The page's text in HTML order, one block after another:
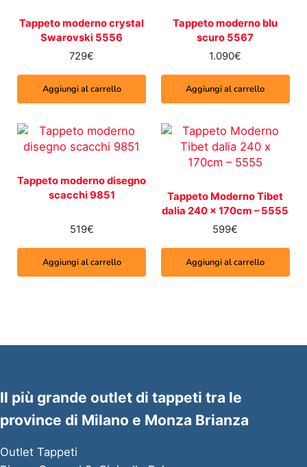
Tappeto moderno crystal
Swarovski 5556
729€
Aggiungi al carrello
Tappeto moderno blu
scuro 5567
1.090€
Aggiungi al carrello
Tappeto moderno disegno
scacchi 9851
519€
Aggiungi al carrello
Tappeto Moderno Tibet
dalia 240 x 170cm – 5555
599€
Aggiungi al carrello
Il più grande outlet di tappeti tra le
province di Milano e Monza Brianza
Outlet Tappeti